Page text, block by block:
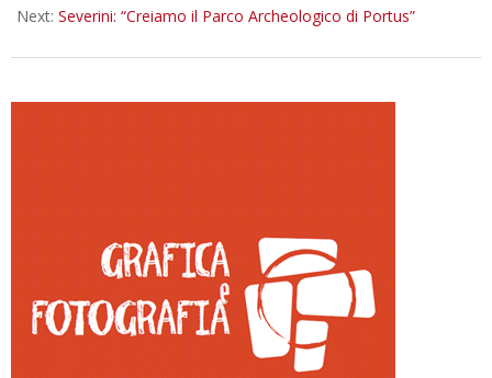
Next: Severini: “Creiamo il Parco Archeologico di Portus”